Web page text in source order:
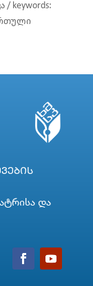
/ keywords:
და